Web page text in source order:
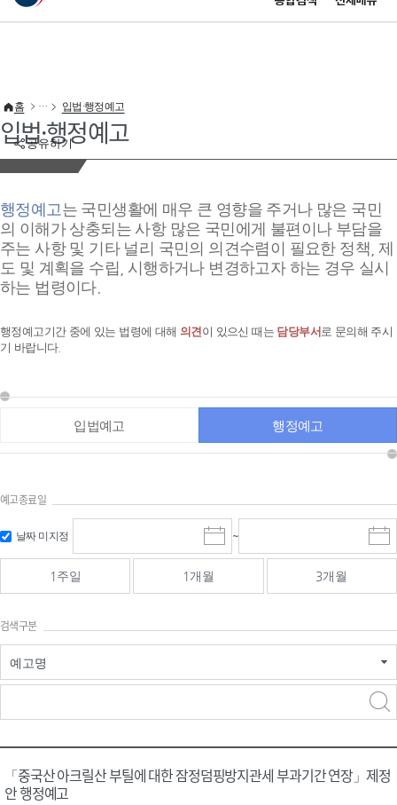
이 누리집은 대한민국 공식 전자정부 누리집입니다.
공유하기
홈 입법·행정예고
입법·행정예고
행정예고는 국민생활에 매우 큰 영향을 주거나 많은 국민
의 이해가 상충되는 사항 많은 국민에게 불편이나 부담을
주는 사항 및 기타 널리 국민의 의견수렴이 필요한 정책, 제
도 및 계획을 수립, 시행하거나 변경하고자 하는 경우 실시
하는 법령이다.
행정예고기간 중에 있는 법령에 대해 의견이 있으신 때는 담당부서 로 문의해 주시
기 바랍니다.
입법예고 행정예고
예고종료일
날짜 미지정
시
작
일
선
~
종
료
선
1주일 1개월 3개월
검색구분
예고명
「중국산 아크릴산 부틸에 대한 잠정덤핑방지관세 부과기간 연장」제정
안 행정예고